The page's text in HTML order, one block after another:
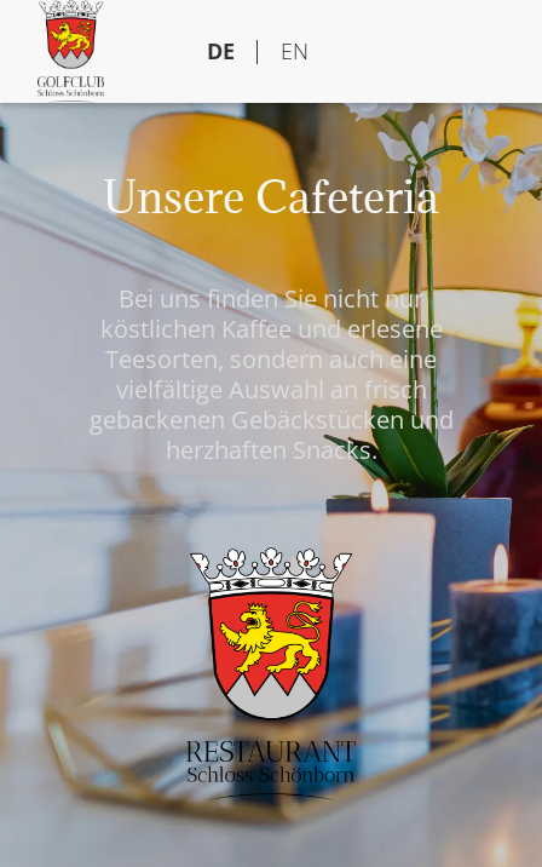
DE EN
Unsere Cafeteria
Bei uns finden Sie nicht nur
köstlichen Kaffee und erlesene
Teesorten, sondern auch eine
vielfältige Auswahl an frisch
gebackenen Gebäckstücken und
herzhaften Snacks.